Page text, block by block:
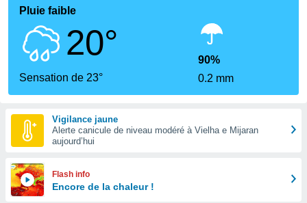
par
Pluie faible
20°
Sensation de 23°
90%
0.2 mm
Vigilance jaune
Alerte canicule de niveau modéré à Vielha e Mijaran
aujourd’hui
Flash info
Encore de la chaleur !